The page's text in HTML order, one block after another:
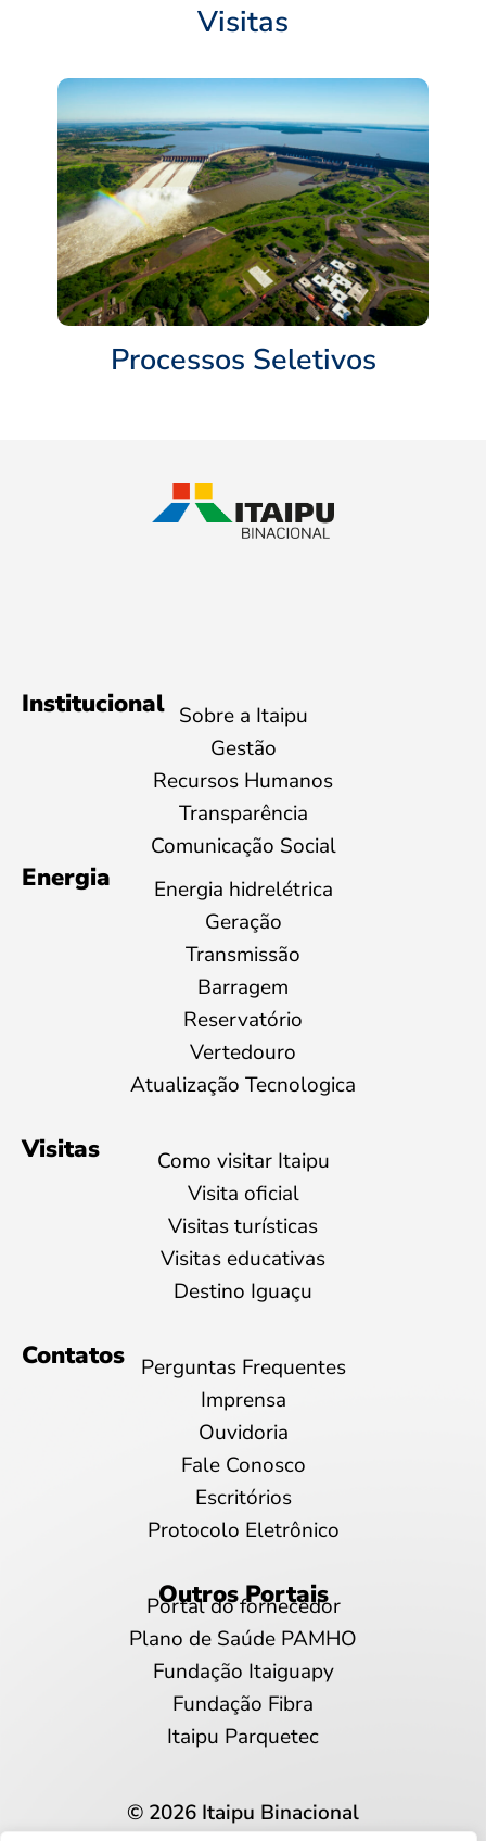
Visitas
Processos Seletivos
Institucional Sobre a Itaipu
Gestão
Recursos Humanos
Transparência
Comunicação Social
Energia
Energia hidrelétrica
Geração
Transmissão
Barragem
Reservatório
Vertedouro
Atualização Tecnologica
Visitas
Como visitar Itaipu
Visita oficial
Visitas turísticas
Visitas educativas
Destino Iguaçu
Contatos
Perguntas Frequentes
Imprensa
Ouvidoria
Fale Conosco
Escritórios
Protocolo Eletrônico
Outros Portais
Portal do fornecedor
Plano de Saúde PAMHO
Fundação Itaiguapy
Fundação Fibra
Itaipu Parquetec
© 2026 Itaipu Binacional